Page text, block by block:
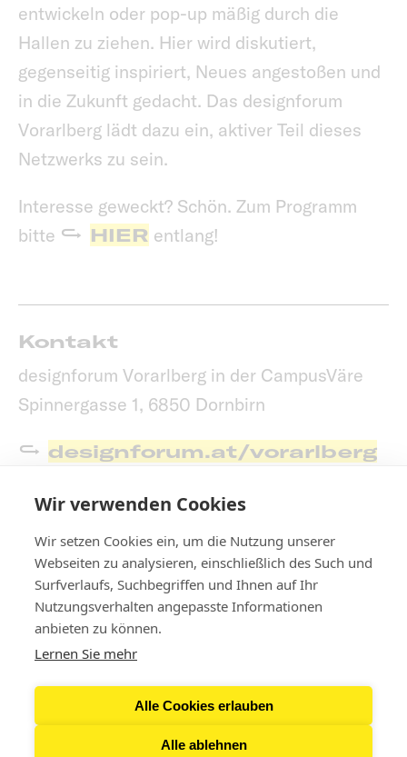
Wir verwenden Cookies
Wir setzen Cookies ein, um die Nutzung unserer
Webseiten zu analysieren, einschließlich des Such und
Surfverlaufs, Suchbegriffen und Ihnen auf Ihr
Nutzungsverhalten angepasste Informationen
anbieten zu können.
Lernen Sie mehr
Alle Cookies erlauben
Alle ablehnen
entwickeln oder pop-up mäßig durch die
Hallen zu ziehen. Hier wird diskutiert,
gegenseitig inspiriert, Neues angestoßen und
in die Zukunft gedacht. Das designforum
Vorarlberg lädt dazu ein, aktiver Teil dieses
Netzwerks zu sein.
Interesse geweckt? Schön. Zum Programm
bitte
HIER entlang!
Kontakt
designforum Vorarlberg in der CampusVäre
Spinnergasse 1, 6850 Dornbirn
designforum.at/vorarlberg
Kontakt
Presse